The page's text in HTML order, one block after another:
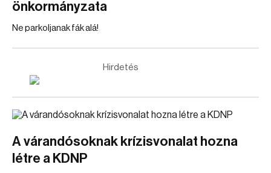
önkormányzata
Ne parkoljanak fák alá!
Hirdetés
A várandósoknak krízisvonalat hozna
létre a KDNP